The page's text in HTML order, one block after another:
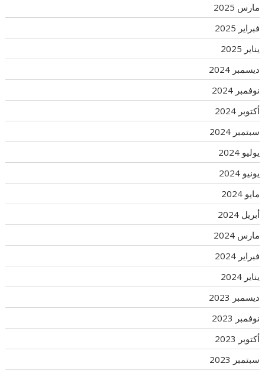
مارس 2025
فبراير 2025
يناير 2025
ديسمبر 2024
نوفمبر 2024
أكتوبر 2024
سبتمبر 2024
يوليو 2024
يونيو 2024
مايو 2024
أبريل 2024
مارس 2024
فبراير 2024
يناير 2024
ديسمبر 2023
نوفمبر 2023
أكتوبر 2023
سبتمبر 2023